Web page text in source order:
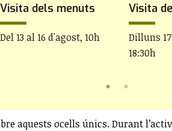
Visita dels menuts
Del 13 al 16 d'agost, 10h
Visita
Dilluns
18:30h
aquests ocells únics. Durant